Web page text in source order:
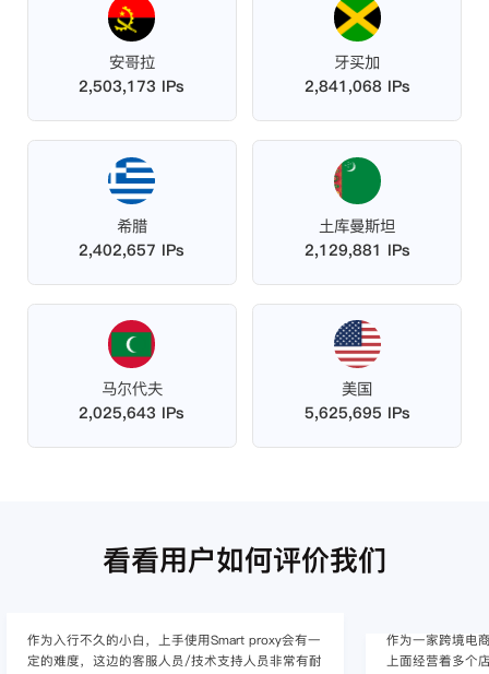
安哥拉
2,503,173 IPs
牙买加
2,841,068 IPs
希腊
2,402,657 IPs
土库曼斯坦
2,129,881 IPs
马尔代夫
2,025,643 IPs
美国
5,625,695 IPs
看看用户如何评价我们
作为入行不久的小白，上手使用Smart proxy会有一
定的难度，这边的客服人员/技术支持人员非常有耐
作为一家跨境电
上面经营着多个